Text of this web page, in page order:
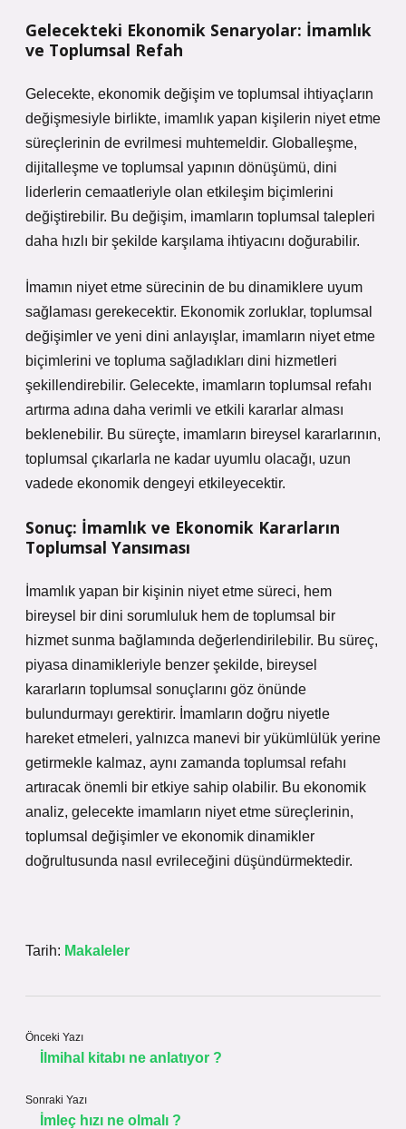
Gelecekteki Ekonomik Senaryolar: İmamlık
ve Toplumsal Refah
Gelecekte, ekonomik değişim ve toplumsal ihtiyaçların
değişmesiyle birlikte, imamlık yapan kişilerin niyet etme
süreçlerinin de evrilmesi muhtemeldir. Globalleşme,
dijitalleşme ve toplumsal yapının dönüşümü, dini
liderlerin cemaatleriyle olan etkileşim biçimlerini
değiştirebilir. Bu değişim, imamların toplumsal talepleri
daha hızlı bir şekilde karşılama ihtiyacını doğurabilir.
İmamın niyet etme sürecinin de bu dinamiklere uyum
sağlaması gerekecektir. Ekonomik zorluklar, toplumsal
değişimler ve yeni dini anlayışlar, imamların niyet etme
biçimlerini ve topluma sağladıkları dini hizmetleri
şekillendirebilir. Gelecekte, imamların toplumsal refahı
artırma adına daha verimli ve etkili kararlar alması
beklenebilir. Bu süreçte, imamların bireysel kararlarının,
toplumsal çıkarlarla ne kadar uyumlu olacağı, uzun
vadede ekonomik dengeyi etkileyecektir.
Sonuç: İmamlık ve Ekonomik Kararların
Toplumsal Yansıması
İmamlık yapan bir kişinin niyet etme süreci, hem
bireysel bir dini sorumluluk hem de toplumsal bir
hizmet sunma bağlamında değerlendirilebilir. Bu süreç,
piyasa dinamikleriyle benzer şekilde, bireysel
kararların toplumsal sonuçlarını göz önünde
bulundurmayı gerektirir. İmamların doğru niyetle
hareket etmeleri, yalnızca manevi bir yükümlülük yerine
getirmekle kalmaz, aynı zamanda toplumsal refahı
artıracak önemli bir etkiye sahip olabilir. Bu ekonomik
analiz, gelecekte imamların niyet etme süreçlerinin,
toplumsal değişimler ve ekonomik dinamikler
doğrultusunda nasıl evrileceğini düşündürmektedir.
Tarih: Makaleler
Önceki Yazı
İlmihal kitabı ne anlatıyor ?
Sonraki Yazı
İmleç hızı ne olmalı ?